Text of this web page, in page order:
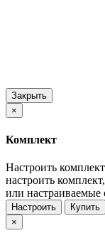
Закрыть
×
Комплект
Настроить
настроить
или настраиваемые
Настроить
Купить
×